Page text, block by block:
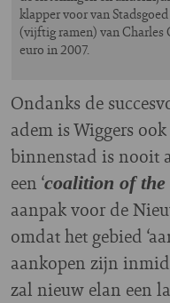
klapper voor van
(vijftig ramen) van Charles
euro in 2007.
Ondanks de
adem is Wiggers
binnenstad is nooit
een ‘coalition of
aanpak voor de
omdat het gebied
aankopen zijn
zal nieuw elan een